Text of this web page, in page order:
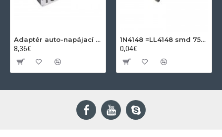
Adaptér auto-napájací 1xkon./3x zdierka- 12/24V, USB 1000mA
8,36€
1N4148 =LL4148 smd 75V,0.15A SOD80C
0,04€